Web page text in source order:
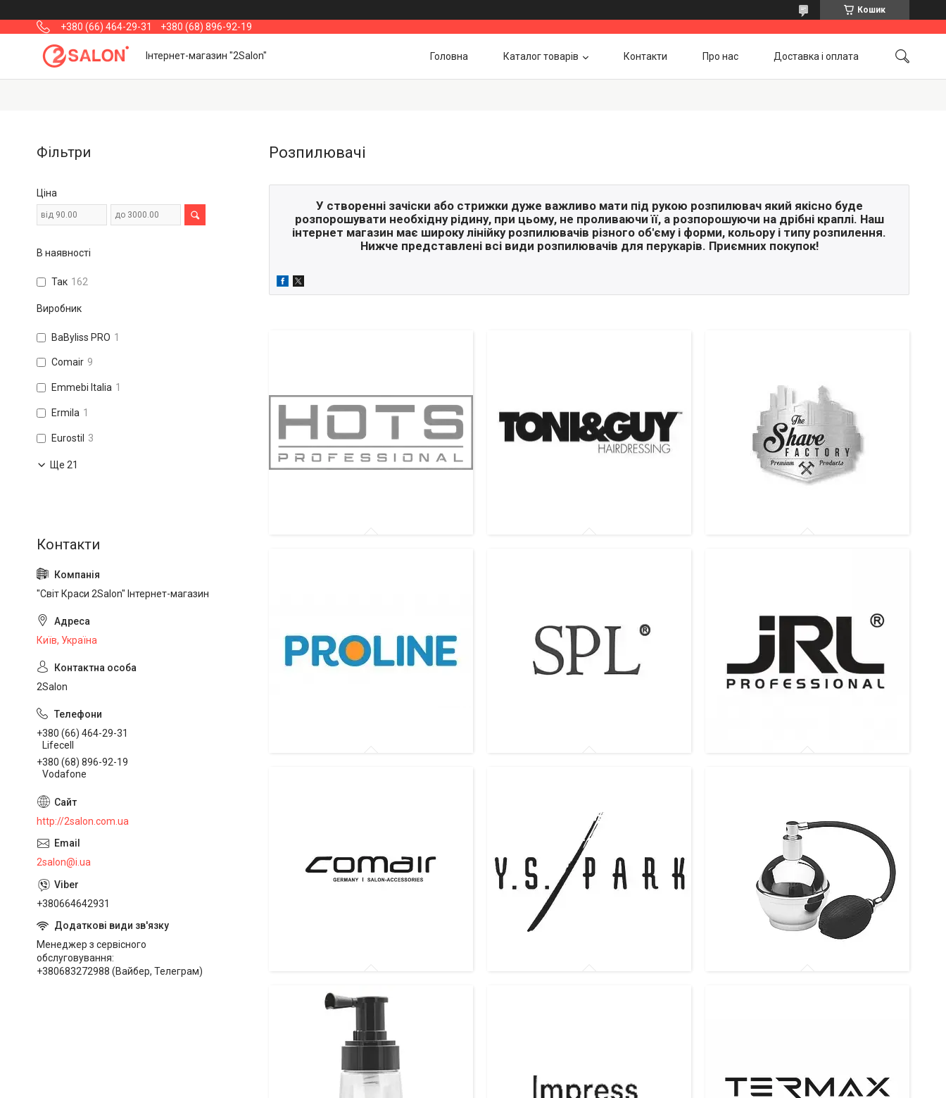
Кошик
+380 (66) 464-29-31 +380 (68) 896-92-19
Інтернет-магазин "2Salon" Головна Каталог товарів Контакти Про нас Доставка і оплата
Розпилювачі
У створенні зачіски або стрижки дуже важливо мати під рукою розпилювач який якісно буде
розпорошувати необхідну рідину, при цьому, не проливаючи її, а розпорошуючи на дрібні краплі. Наш
інтернет магазин має широку лінійку розпилювачів різного об'єму і форми, кольору і типу розпилення.
Нижче представлені всі види розпилювачів для перукарів. Приємних покупок!
Фільтри
Ціна
В наявності
Так 162
Виробник
BaByliss PRO 1
Comair 9
Emmebi Italia 1
Ermila 1
Eurostil 3
Ще 21
"Світ Краси 2Salon" Інтернет-магазин
Київ, Україна
2Salon
+380 (66) 464-29-31
Lifecell
+380 (68) 896-92-19
Vodafone
http://2salon.com.ua
2salon@i.ua
+380664642931
Менеджер з сервісного
обслуговування
+380683272988 (Вайбер, Телеграм)